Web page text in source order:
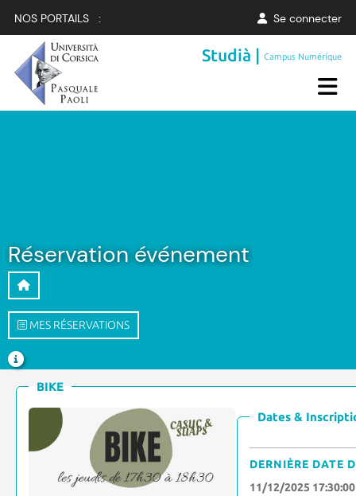
NOS PORTAILS : Se connecter
Studià |Campus Numérique
Réservation événement
MES RÉSERVATIONS
BIKE
Dates &
DERNIÈRE DATE
11/12/2025 17:30:00